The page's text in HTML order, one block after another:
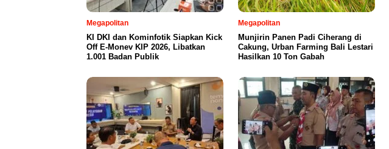
Megapolitan
KI DKI dan Kominfotik Siapkan Kick
Off E-Monev KIP 2026, Libatkan
1.001 Badan Publik
Megapolitan
Munjirin Panen Padi Ciherang di
Cakung, Urban Farming Bali Lestari
Hasilkan 10 Ton Gabah